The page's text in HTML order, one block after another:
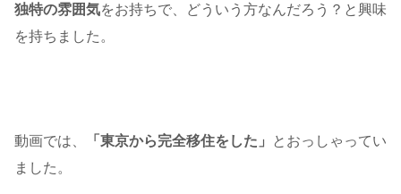
独特の雰囲気をお持ちで、どういう方なんだろう？と興味
を持ちました。
動画では、 「東京から完全移住をした」
とおっしゃってい
ました。